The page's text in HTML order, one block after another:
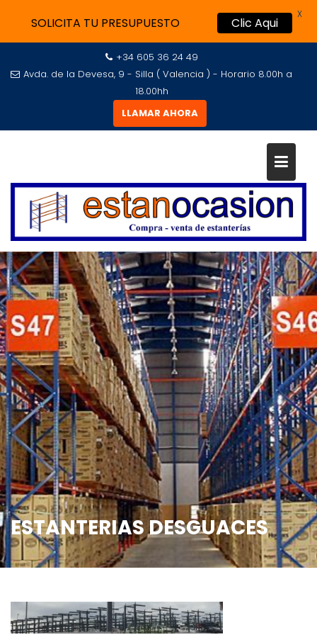
+34 605 36 24 49
Avda. de la Devesa, 9 - Silla ( Valencia ) - Horario 8.00h a
18.00hh
LLAMAR AHORA
ESTANTERIAS DESGUACES
SOLICITA TU PRESUPUESTO Clic Aqui
X